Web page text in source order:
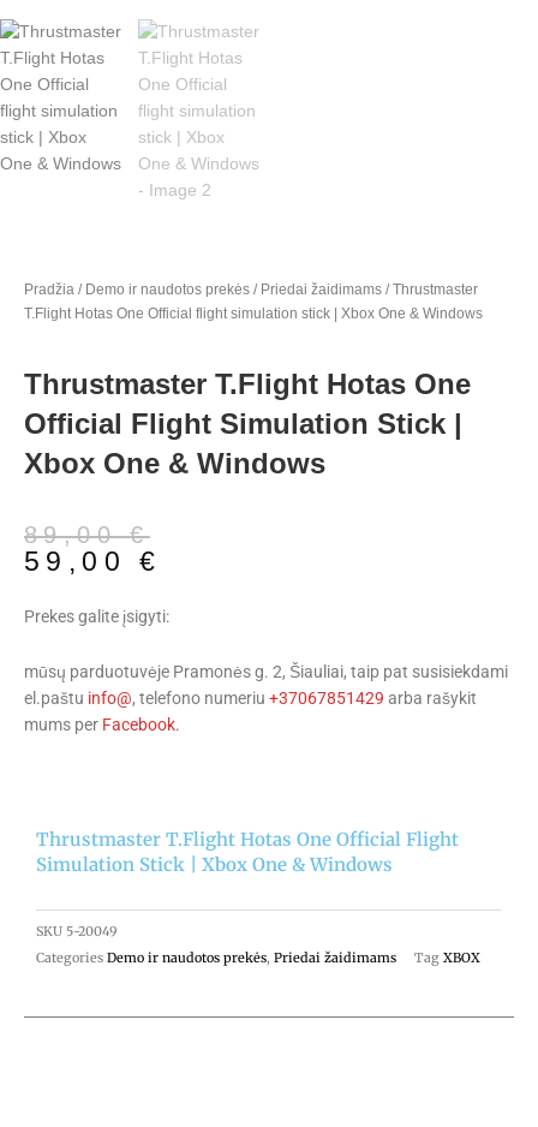
Pradžia / Demo ir naudotos prekės / Priedai žaidimams / Thrustmaster
T.Flight Hotas One Official flight simulation stick | Xbox One & Windows
Thrustmaster T.Flight Hotas One
Official Flight Simulation Stick |
Xbox One & Windows
89,00€
Original
price
89,00 €.
59,00€
Current
price
59,00 €.
Prekes galite įsigyti:
mūsų parduotuvėje Pramonės g. 2, Šiauliai, taip pat susisiekdami
el.paštu info@, telefono numeriu +37067851429 arba rašykit
mums per Facebook.
Thrustmaster T.Flight Hotas One Official Flight
Simulation Stick | Xbox One & Windows
SKU 5-20049
Categories Demo ir naudotos prekės, Priedai žaidimams Tag XBOX